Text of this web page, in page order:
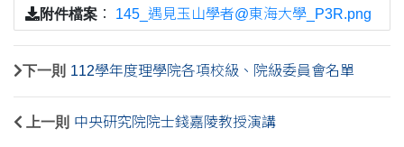
附件檔案 ： 145_遇見玉山學者@東海大學_P3R.png
下一則 112學年度理學院各項校級、院級委員會名單
上一則 中央研究院院士錢嘉陵教授演講